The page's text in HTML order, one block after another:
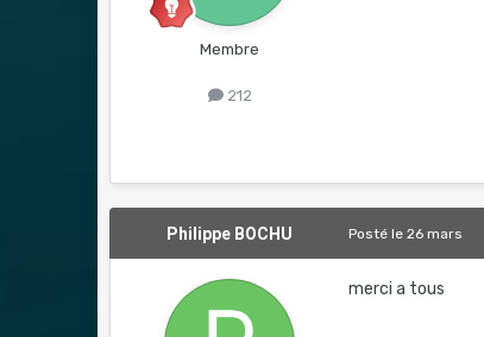
Membre
212
Philippe BOCHU Postéle 26 mars
merci a tous